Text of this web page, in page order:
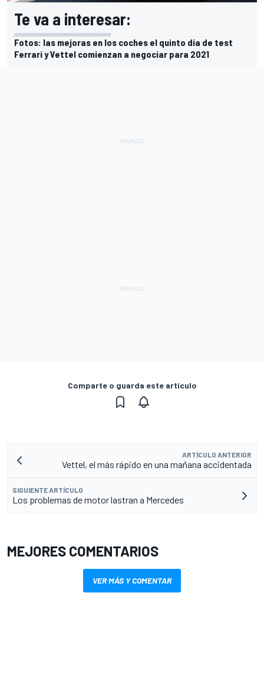
Te va a interesar:
Fotos: las mejoras en los coches el quinto día de test
Ferrari y Vettel comienzan a negociar para 2021
Comparte o guarda este artículo
ARTÍCULO ANTERIOR
Vettel, el más rápido en una mañana accidentada
SIGUIENTE ARTÍCULO
Los problemas de motor lastran a Mercedes
MEJORES COMENTARIOS
VER MÁS Y COMENTAR